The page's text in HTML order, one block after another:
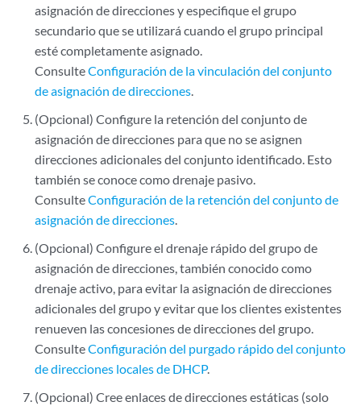
asignación de direcciones y especifique el grupo
secundario que se utilizará cuando el grupo principal
esté completamente asignado.
ConsulteConfiguración de la vinculación del conjunto
de asignación de direcciones.
(Opcional) Configure la retención del conjunto de
asignación de direcciones para que no se asignen
direcciones adicionales del conjunto identificado. Esto
también se conoce como drenaje pasivo.
ConsulteConfiguración de la retención del conjunto de
asignación de direcciones.
(Opcional) Configure el drenaje rápido del grupo de
asignación de direcciones, también conocido como
drenaje activo, para evitar la asignación de direcciones
adicionales del grupo y evitar que los clientes existentes
renueven las concesiones de direcciones del grupo.
ConsulteConfiguración del purgado rápido del conjunto
de direcciones locales de DHCP.
(Opcional) Cree enlaces de direcciones estáticas (solo